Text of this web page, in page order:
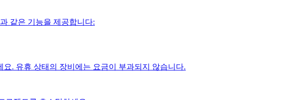
같은 기능을 제공합니다:
요. 유휴 상태의 장비에는 요금이 부과되지 않습니다.